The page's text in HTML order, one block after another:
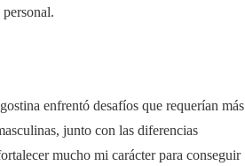
enfrentó desafíos que requerían más
junto con las diferencias
mucho mi carácter para conseguir